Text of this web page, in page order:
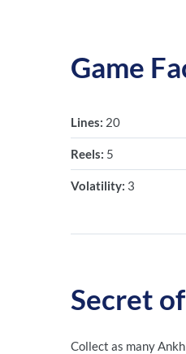
Game
Lines: 20
Reels: 5
Volatility: 3
Secret
Collect as many